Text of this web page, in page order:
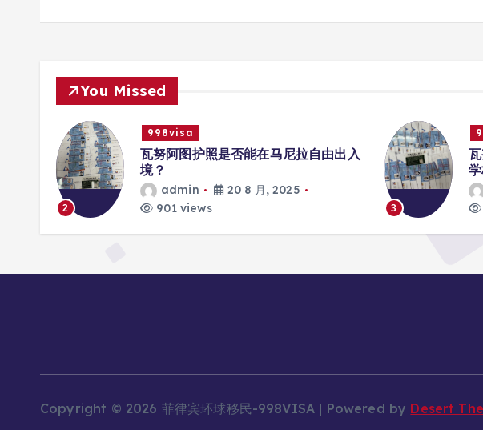
You Missed
2
998visa
瓦努阿图护照是否能在马尼拉自由出入
境？
admin
20 8 月, 2025
901 views
3
Copyright © 2026 菲律宾环球移民-998VISA | Powered by Desert